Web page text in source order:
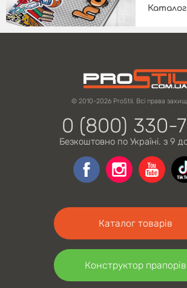
© 2010-2026 ProStil. Всі права
0 (800) 330-
Безкоштовно по Україні. з 9
Каталог товарів
Конструктор прапорів